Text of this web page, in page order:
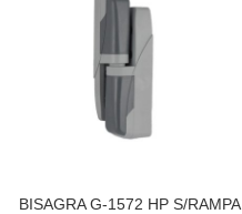
BISAGRA G-1572 HP S/RAMPA